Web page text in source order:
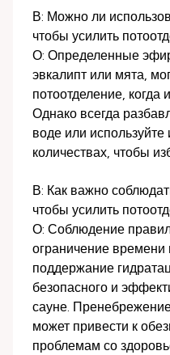
В: Можно ли
чтобы усилить
О: Определенные
эвкалипт или мята,
потоотделение, когда
Однако всегда
воде или
количествах, чтобы
В: Как важно
чтобы усилить
О: Соблюдение правил
ограничение
поддержание
безопасного и
сауне.
может привести к
проблемам со